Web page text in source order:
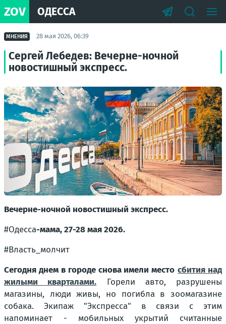
ZOV ОДЕССА
МНЕНИЯ 28 мая 2026, 06:39
Сергей Лебедев: Вечерне-ночной
новостишный экспресс.
Вечерне-ночной новостишный экспресс.
#Одесса-мама, 27-28 мая 2026.
#Власть_молчит
Сегодня днем в городе снова имели место сбития над
жилыми кварталами. Горели авто, разрушены
магазины, люди живы, но погибла в зоомагазине
собака. Экипаж "Экспресса" в связи с этим
напоминает - мобильных укрытий считанные